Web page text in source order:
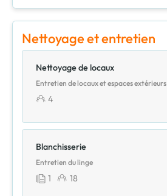
Nettoyage et entretien
Nettoyage de locaux
Entretien de locaux et espaces extérieurs
4
Blanchisserie
Entretien du linge
1 18